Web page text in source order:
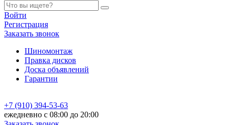
Войти
Регистрация
Заказать звонок
Шиномонтаж
Правка дисков
Доска объявлений
Гарантии
+7 (910) 394-53-63
ежедневно с 08:00 до 20:00